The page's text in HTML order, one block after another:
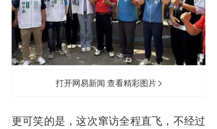
打开网易新闻 查看精彩图片
更可笑的是，这次窜访全程直飞，不经过